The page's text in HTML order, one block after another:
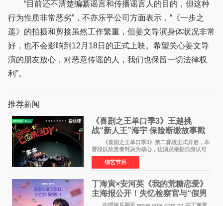
“目前还不清楚编纂谣言和传播谣言人的目的，但这种
行为性质非常恶劣”，不亦乐乎公司方面表示，“《一步之
遥》的拍摄和剪接虽然工作繁重，但姜文导演身体状况非常
好，也不会影响到12月18日的正式上映。希望关心姜文导
演的朋友放心，对恶意传谣的人，我们也保留一切法律权
利”。
推荐新闻
《喜剧之王单口季3》王越挑
战“新人王”海宇 保险断缴故事戳
中生活痛点
《喜剧之王单口季3》第二赛段正式开启，本
赛段以欣赏者对决为核心，让演员根据自身认可
选择对手，在作品碰撞中完成一次喜剧创作者之
间的交流。这里有实力相当的正面对抗，也有老
朋友、老对手之
综艺节目
丁海寅×安河英《我的荒糖恋爱》
主海报公开！失忆检察官与“假男
友”同居罗曼史来
中国娱乐网讯 www yule com cn 由丁海寅